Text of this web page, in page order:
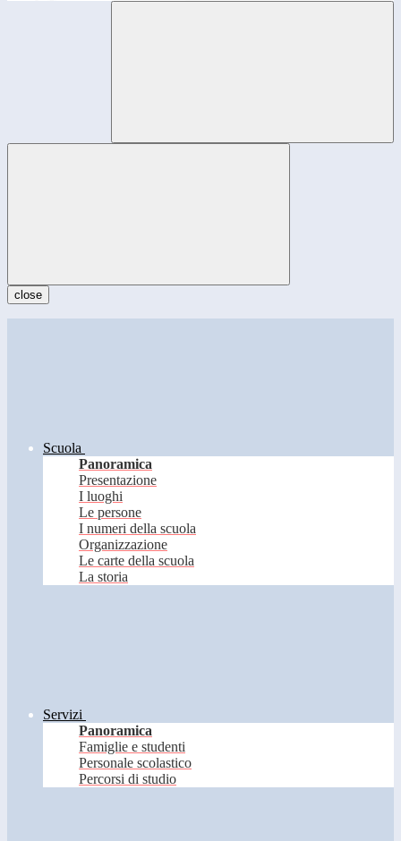
close
Scuola
Panoramica
Presentazione
I luoghi
Le persone
I numeri della scuola
Organizzazione
Le carte della scuola
La storia
Servizi
Panoramica
Famiglie e studenti
Personale scolastico
Percorsi di studio